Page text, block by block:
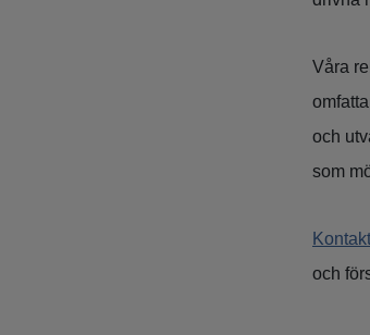
Våra
och
som
och